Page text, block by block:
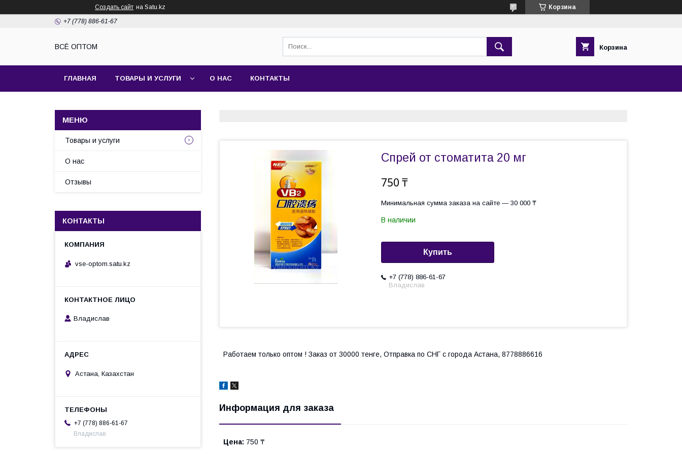
Создать сайт на Satu.kz Корзина
+7 (778) 886-61-67
ВСЁ ОПТОМ Корзина
ГЛАВНАЯ ТОВАРЫ И УСЛУГИ О НАС КОНТАКТЫ
Спрей от стоматита 20 мг
750 ₸
Минимальная сумма заказа на сайте — 30 000 ₸
В наличии
Купить
+7 (778) 886-61-67
Владислав
Работаем только оптом ! Заказ от 30000 тенге, Отправка по СНГ с города Астана, 8778886616
Информация для заказа
Цена: 750 ₸
Товары и услуги
О нас
Отзывы
КОНТАКТЫ
vse-optom.satu.kz
Владислав
Астана, Казахстан
+7 (778) 886-61-67
Владислав